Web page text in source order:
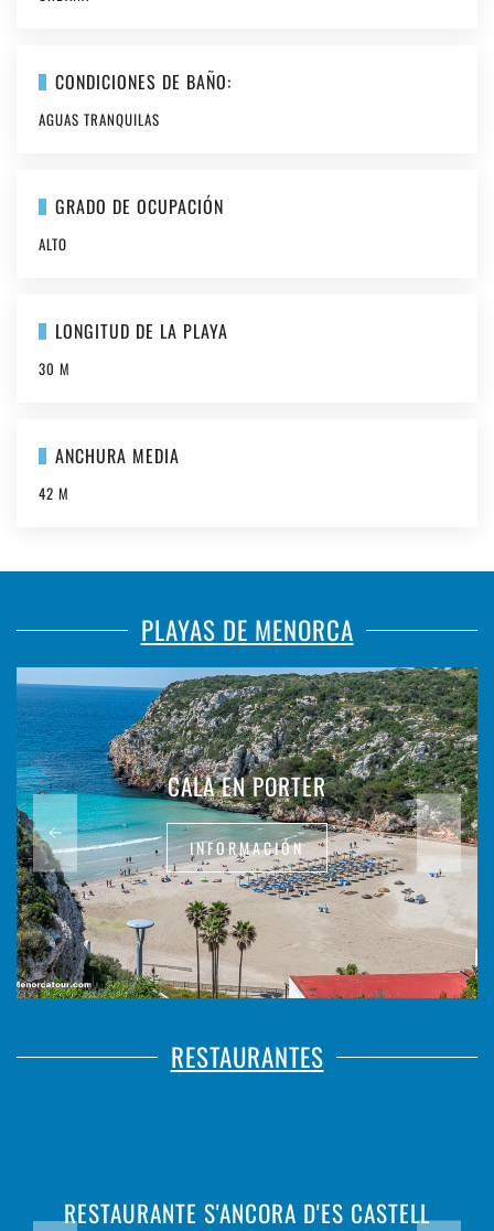
CONDICIONES DE BAÑO:
AGUAS TRANQUILAS
GRADO DE OCUPACIÓN
ALTO
LONGITUD DE LA PLAYA
30 M
ANCHURA MEDIA
42 M
PLAYAS DE MENORCA
CALA EN PORTER
INFORMACIÓN
RESTAURANTES
RESTAURANTE S'ANCORA D'ES CASTELL